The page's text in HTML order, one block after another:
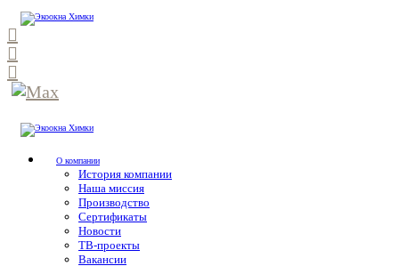
О компании
История компании
Наша миссия
Производство
Сертификаты
Новости
ТВ-проекты
Вакансии